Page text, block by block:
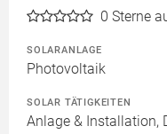
0 Sterne
SOLARANLAGE
Photovoltaik
SOLAR TÄTIGKEITEN
Anlage & Installation,